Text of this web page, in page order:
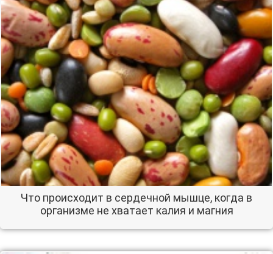
Что происходит в сердечной мышце, когда в
организме не хватает калия и магния